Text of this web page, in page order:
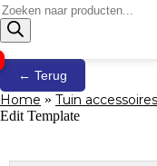
Producten
zoeken
← Terug
Home » Tuin accessoires
Edit Template